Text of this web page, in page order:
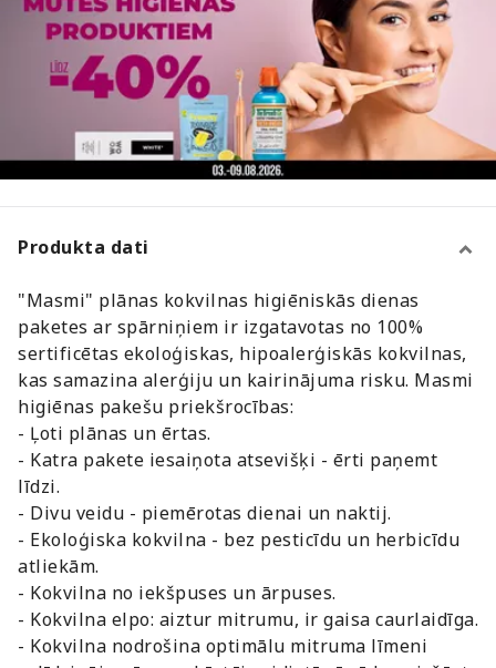
Produkta dati
"Masmi" plānas kokvilnas higiēniskās dienas
paketes ar spārniņiem ir izgatavotas no 100%
sertificētas ekoloģiskas, hipoalerģiskās kokvilnas,
kas samazina alerģiju un kairinājuma risku. Masmi
higiēnas pakešu priekšrocības:
- Ļoti plānas un ērtas.
- Katra pakete iesaiņota atsevišķi - ērti paņemt
līdzi.
- Divu veidu - piemērotas dienai un naktij.
- Ekoloģiska kokvilna - bez pesticīdu un herbicīdu
atliekām.
- Kokvilna no iekšpuses un ārpuses.
- Kokvilna elpo: aiztur mitrumu, ir gaisa caurlaidīga.
- Kokvilna nodrošina optimālu mitruma līmeni